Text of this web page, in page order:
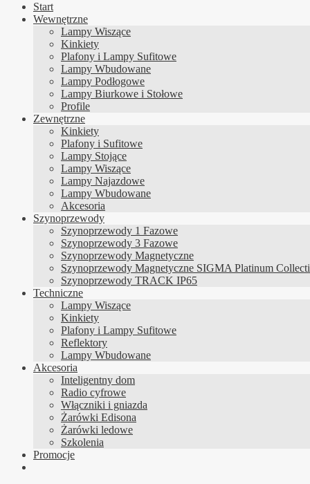
Start
Wewnętrzne
Lampy Wiszące
Kinkiety
Plafony i Lampy Sufitowe
Lampy Wbudowane
Lampy Podłogowe
Lampy Biurkowe i Stołowe
Profile
Zewnętrzne
Kinkiety
Plafony i Sufitowe
Lampy Stojące
Lampy Wiszące
Lampy Najazdowe
Lampy Wbudowane
Akcesoria
Szynoprzewody
Szynoprzewody 1 Fazowe
Szynoprzewody 3 Fazowe
Szynoprzewody Magnetyczne
Szynoprzewody Magnetyczne SIGMA Platinum
Szynoprzewody TRACK IP65
Techniczne
Lampy Wiszące
Kinkiety
Plafony i Lampy Sufitowe
Reflektory
Lampy Wbudowane
Akcesoria
Inteligentny dom
Radio cyfrowe
Włączniki i gniazda
Żarówki Edisona
Żarówki ledowe
Szkolenia
Promocje